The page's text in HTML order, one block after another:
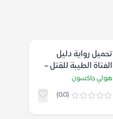
تحميل رواية دليل
الفتاة الطيبة للقتل –
هولي جاكسون
هولي جاكسون
(0.0)